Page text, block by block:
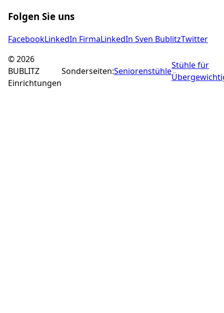
Folgen Sie uns
FacebookLinkedIn FirmaLinkedIn Sven BublitzTwitter
©2026
BUBLITZ
Einrichtungen
Sonderseiten:Seniorenstühle
Stühle für